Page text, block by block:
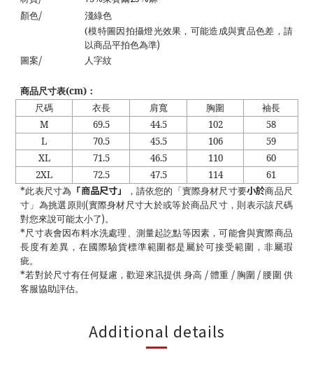
顏色/
淺綠色
(模特圖因拍攝燈光效果，可能造成與實品色差，請
以商品平拍色為準)
圖案/ 人字紋
商品尺寸表(cm) ：
尺碼
衣長 肩寬 胸圍
袖長
M
69.5 44.5 102
58
L
70.5 45.5 106
59
XL
71.5 46.5 110
60
2XL
72.5 47.5 114
61
*此表尺寸為 「商品尺寸」 ，請依您的「實際身材尺寸要小於商品尺
寸」為挑選原則(實際身材尺寸大於或等於商品尺寸，則表示該尺碼
對您來說可能太小了)。
*尺寸表會因布料水洗處理、測量起訖點等因素，可能會與實際商品
長度有差異，在國際驗貨標準範圍都是屬於可接受範圍，非屬瑕
疵。
*若對於尺寸有任何疑慮，歡迎來訊提供 身高 /體重 / 胸圍 / 腰圍 供
客服協助評估。
Additional details